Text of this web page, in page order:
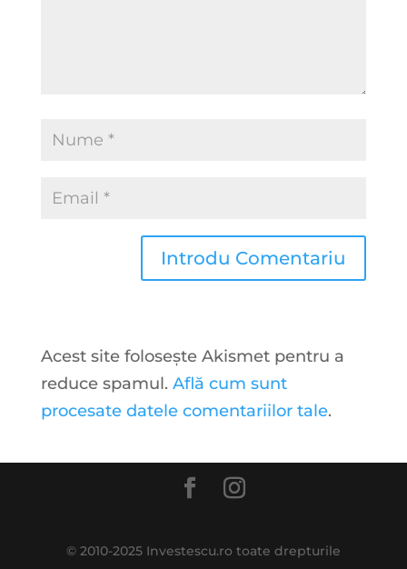
Acest site folosește Akismet pentru a
reduce spamul. Află cum sunt
procesate datele comentariilor tale.
© 2010-2025 Investescu.ro toate drepturile